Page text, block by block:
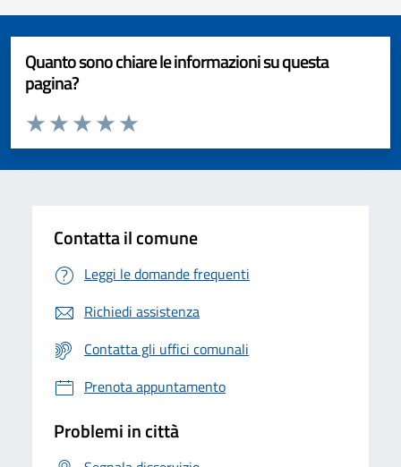
Quanto sono chiare le informazioni su questa
pagina?
Valuta da 1 a 5 stelle la pagina
Contatta il comune
Leggi le domande frequenti
Richiedi assistenza
Contatta gli uffici comunali
Prenota appuntamento
Problemi in città